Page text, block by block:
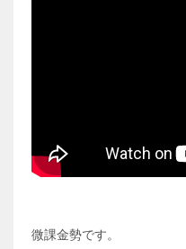
微課金勢です。